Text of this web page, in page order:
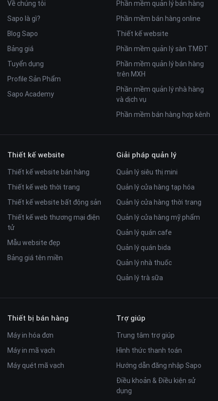
học hơn. Học viên và phụ huynh có thể chủ động tìm kiếm
thông tin và kết nối với các giảng viên thông qua các
Favicon được gắn bên dưới mỗi hình ảnh.
➤ Bộ lọc sản phẩm thông minh
trên trang danh mục và được bố trí ngay trên thanh menu.
Với bộ lọc thông minh khách hàng có thể tìm kiếm nhanh
chóng và chính xác thông tin các khóa học theo điều kiện lọc
➤ Trang “Chi tiết khóa học” đầy đủ tính năng hữu ích
Trang chi tiết khóa học của template Udemy sở hữu đầy đủ
Về chúng tôi
Sapo là gì?
Blog Sapo
Bảng giá
Tuyển dụng
Profile Sản Phẩm
Sapo Academy
Phần mềm quản lý bán hàng
Phần mềm bán hàng online
Thiết kế website
Phần mềm quản lý sàn TMĐT
Phần mềm quản lý bán hàng
trên MXH
Phần mềm quản lý nhà hàng
và dịch vụ
Phần mềm bán hàng hợp kênh
Thiết kế website
Thiết kế website bán hàng
Thiết kế web thời trang
Thiết kế website bất động sản
Thiết kế web thương mại điện
tử
Mẫu website đẹp
Bảng giá tên miền
Giải pháp quản lý
Quản lý siêu thị mini
Quản lý cửa hàng tạp hóa
Quản lý cửa hàng thời trang
Quản lý cửa hàng mỹ phẩm
Quản lý quán cafe
Quản lý quán bida
Quản lý nhà thuốc
Quản lý trà sữa
Thiết bị bán hàng
Máy in hóa đơn
Máy in mã vạch
Máy quét mã vạch
Trợ giúp
Trung tâm trợ giúp
Hình thức thanh toán
Hướng dẫn đăng nhập Sapo
Điều khoản & Điều kiện sử
dụng